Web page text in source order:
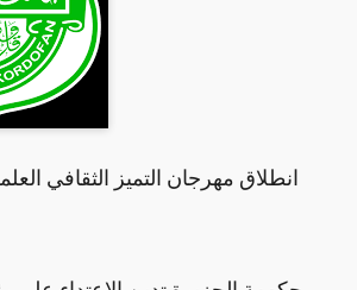
انطلاق مهرجان التميز الثقافي